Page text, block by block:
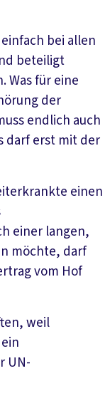
bei allen
beteiligt
Was für eine
der
endlich auch
darf erst mit der
einen
einer langen,
möchte, darf
vom Hof
weil
UN-